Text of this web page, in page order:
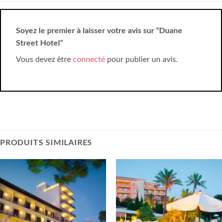
Soyez le premier à laisser votre avis sur “Duane
Street Hotel”
Vous devez être connecté pour publier un avis.
PRODUITS SIMILAIRES